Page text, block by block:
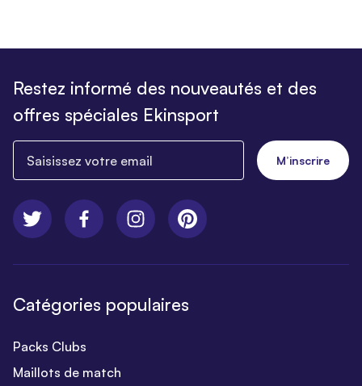
Restez informé des nouveautés et des
offres spéciales Ekinsport
M’inscrire
Catégories populaires
Packs Clubs
Maillots de match